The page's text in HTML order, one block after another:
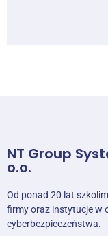
NT Group
o.o.
Od ponad 20 lat
firmy oraz instytucje w
cyberbezpieczeństwa.